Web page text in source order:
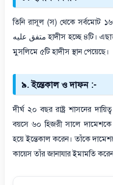
তিনি রাসূল (স) থেকে সর্বমোট
متفق عليه হাদীস হচ্ছে ৪টি। এছাড়া এককভাবে বুখারীতে ৮টি এবং
মুসলিমে ৫টি হাদীস স্থান পেয়েছে।
৯. ইন্তেকাল ও দাফন :-
দীর্ঘ ২০ বছর রাষ্ট্র শাসনের
বয়সে ৬০ হিজরী সালে দামেশকে
হয়ে ইন্তেকাল করেন। তাঁকে
কায়েস তাঁর জানাযার ইমামতি